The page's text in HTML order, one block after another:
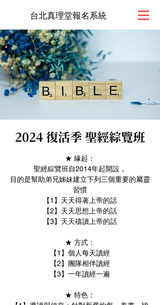
台北真理堂報名系統
2024 復活季 聖經綜覽班
★ 緣起：
聖經綜覽班自2014年起開設，
目的是幫助弟兄姊妹建立下列三個重要的屬靈
習慣
【1】天天得著上帝的話
【2】天天思想上帝的話
【3】天天禱讀上帝的話
★ 方式：
【1】個人每天讀經
【2】團隊相伴讀經
【3】一年讀經一遍
★ 特色：